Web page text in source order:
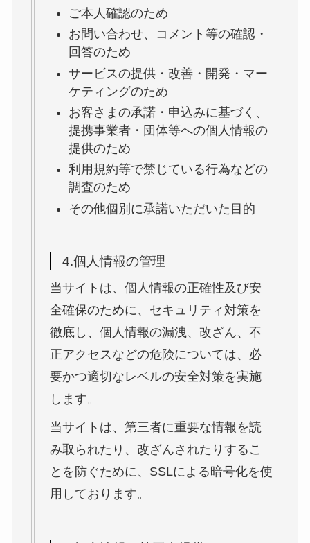
ご本人確認のため
お問い合わせ、コメント等の確認・
回答のため
サービスの提供・改善・開発・マー
ケティングのため
お客さまの承諾・申込みに基づく、
提携事業者・団体等への個人情報の
提供のため
利用規約等で禁じている行為などの
調査のため
その他個別に承諾いただいた目的
4.個人情報の管理
当サイトは、個人情報の正確性及び安
全確保のために、セキュリティ対策を
徹底し、個人情報の漏洩、改ざん、不
正アクセスなどの危険については、必
要かつ適切なレベルの安全対策を実施
します。
当サイトは、第三者に重要な情報を読
み取られたり、改ざんされたりするこ
とを防ぐために、SSLによる暗号化を使
用しております。